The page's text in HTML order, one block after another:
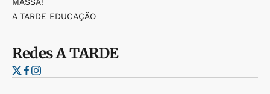
A TARDE EDUCAÇÃO
RedesA TARDE